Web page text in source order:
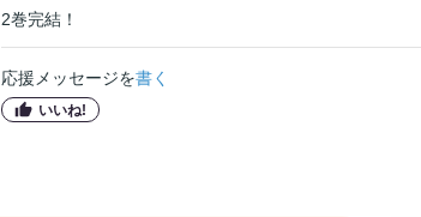
2巻完結！
応援メッセージを書く
いいね!